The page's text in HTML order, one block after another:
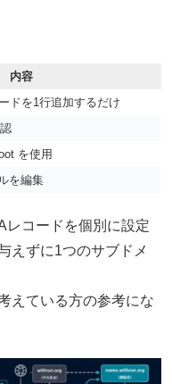
内容
ドを1行追加するだけ
を使用
を編集
レコードを個別に設定
えずに1つのサブドメ
えている方の参考にな